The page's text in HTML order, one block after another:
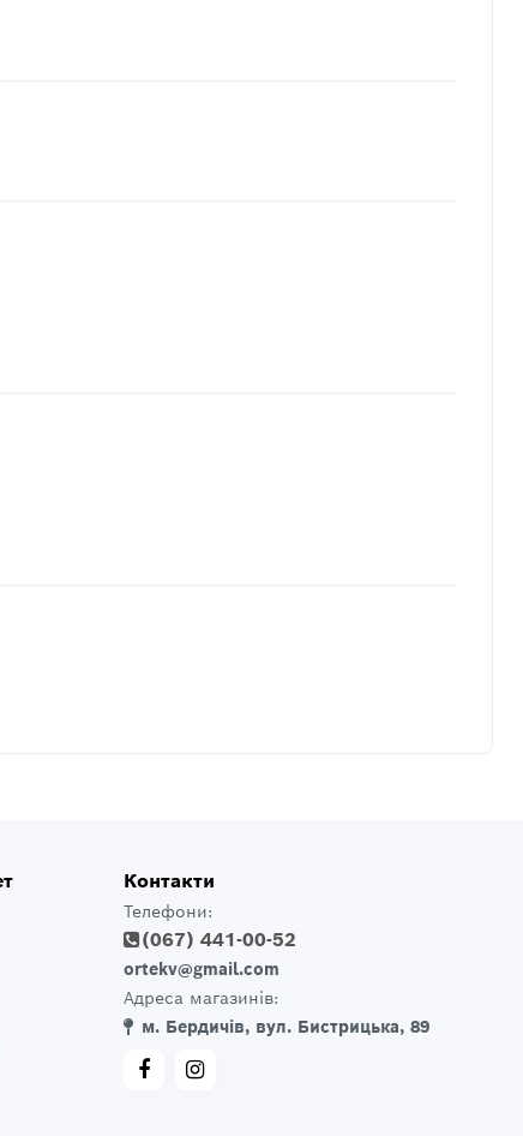
Контакти
Телефони:
(067) 441-00-52
ortekv@gmail.com
Адреса магазинів:
м. Бердичів, вул. Бистрицька, 89